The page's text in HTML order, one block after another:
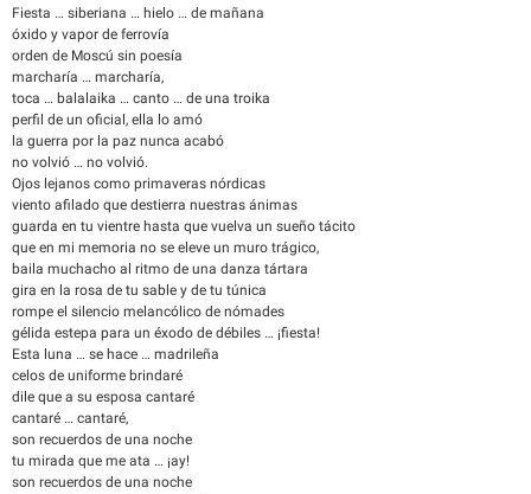
Fiesta … siberiana … hielo … de mañana
óxido y vapor de ferrovía
orden de Moscú sin poesía
marcharía … marcharía,
toca … balalaika … canto … de una troika
perfil de un oficial, ella lo amó
la guerra por la paz nunca acabó
no volvió … no volvió.
Ojos lejanos como primaveras nórdicas
viento afilado que destierra nuestras ánimas
guarda en tu vientre hasta que vuelva un sueño tácito
que en mi memoria no se eleve un muro trágico,
baila muchacho al ritmo de una danza tártara
gira en la rosa de tu sable y de tu túnica
rompe el silencio melancólico de nómades
gélida estepa para un éxodo de débiles … ¡fiesta!
Esta luna … se hace … madrileña
celos de uniforme brindaré
dile que a su esposa cantaré
cantaré … cantaré,
son recuerdos de una noche
tu mirada que me ata … ¡ay!
son recuerdos de una noche